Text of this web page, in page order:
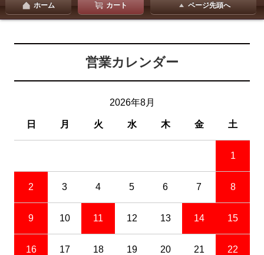
ホーム カート ページ先頭へ
営業カレンダー
2026年8月
日 月 火 水 木 金 土
1
2 3 4 5 6 7 8
9 10 11 12 13 14 15
16 17 18 19 20 21 22